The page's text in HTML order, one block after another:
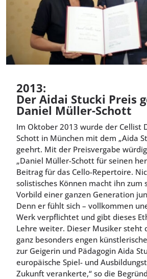
2013:
Der Aidai Stucki Preis
Daniel Müller-Schott
Im Oktober 2013 wurde der Cellist
Schott in München mit dem „Aida
geehrt. Mit der Preisvergabe
„Daniel Müller-Schott für seinen
Beitrag für das Cello-Repertoire.
solistisches Können macht ihn zum
Vorbild einer ganzen Generation
Denn er fühlt sich – vollkommen
Werk verpflichtet und gibt dieses
Lehre weiter. Dieser Musiker steht
ganz besonders engen
zur Geigerin und Pädagogin Aida
europäische Spiel- und
Zukunft verankerte,“ so die